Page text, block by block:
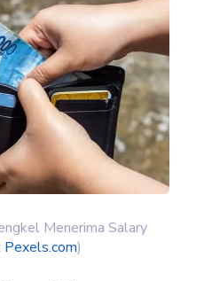
Menerima Salary
Pexels.com)